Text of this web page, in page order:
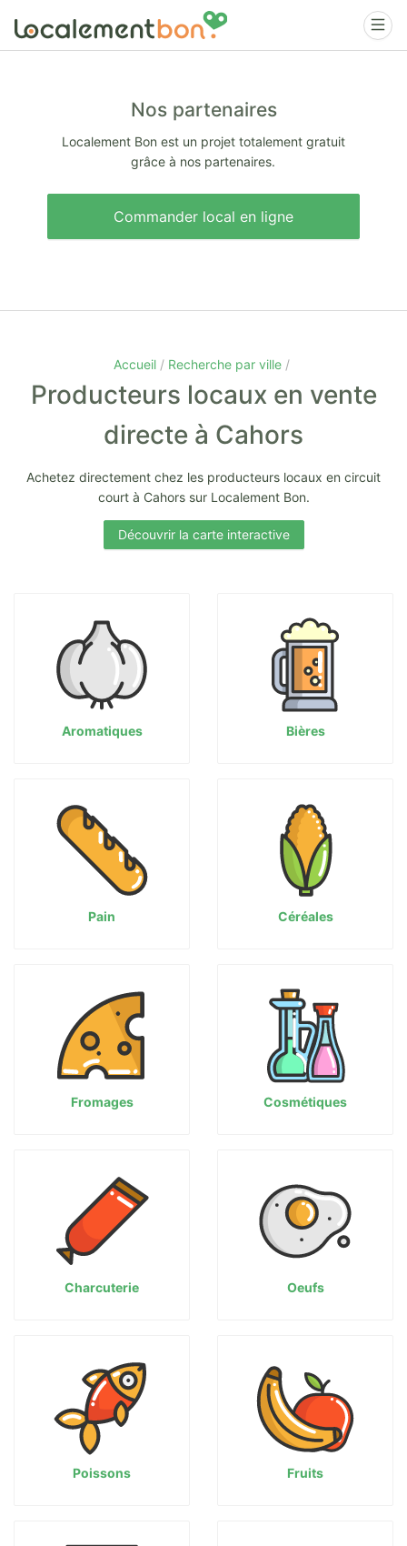
Nos partenaires
Localement Bon est un projet totalement gratuit
grâce à nos partenaires.
Commander local en ligne
Accueil Recherche par ville
Producteurs locaux en vente
directe à Cahors
Achetez directement chez les producteurs locaux en circuit
court à Cahors sur Localement Bon.
Découvrir la carte interactive
Aromatiques Bières
Pain Céréales
Fromages Cosmétiques
Charcuterie Oeufs
Poissons Fruits